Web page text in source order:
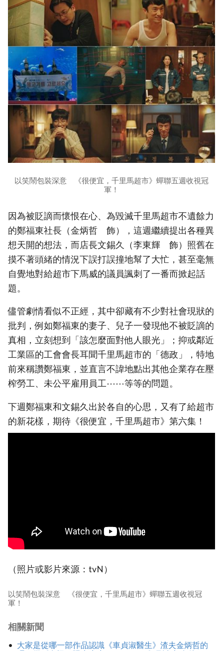
以笑鬧包裝深意 《很便宜，千里馬超市》蟬聯五週收視冠
軍！
因為被貶謫而懷恨在心、為毀滅千里馬超市不遺餘力
的鄭福東社長（金炳哲 飾），這週繼續提出各種異
想天開的想法，而店長文錫久（李東輝 飾）照舊在
摸不著頭緒的情況下誤打誤撞地幫了大忙，甚至毫無
自覺地對給超市下馬威的議員諷刺了一番而掀起話
題。
儘管劇情看似不正經，其中卻藏有不少對社會現狀的
批判，例如鄭福東的妻子、兒子一發現他不被貶謫的
真相，立刻想到「該怎麼面對他人眼光」；抑或鄰近
工業區的工會會長耳聞千里馬超市的「德政」，特地
前來稱讚鄭福東，並直言不諱地點出其他企業存在壓
榨勞工、未公平雇用員工⋯⋯等等的問題。
下週鄭福東和文錫久出於各自的心思，又有了給超市
的新花樣，期待《很便宜，千里馬超市》第六集！
（照片或影片來源：tvN）
以笑鬧包裝深意 《很便宜，千里馬超市》蟬聯五週收視冠
軍！
相關新聞
大家是從哪一部作品認識《車貞淑醫生》渣夫金炳哲的